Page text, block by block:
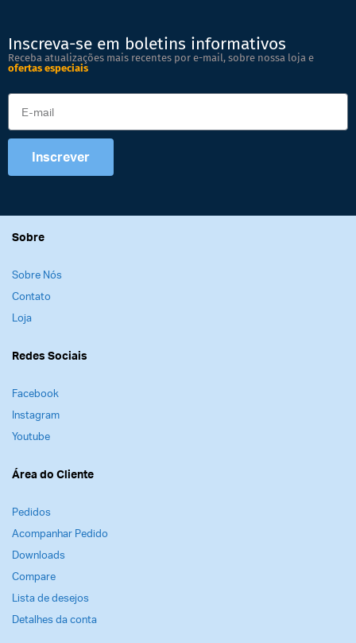
Inscreva-se em boletins informativos
Receba atualizações mais recentes por e-mail, sobre nossa loja e
ofertas especiais
Inscrever
Sobre
Sobre Nós
Contato
Loja
Redes Sociais
Facebook
Instagram
Youtube
Área do Cliente
Pedidos
Acompanhar Pedido
Downloads
Compare
Lista de desejos
Detalhes da conta